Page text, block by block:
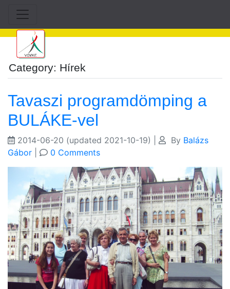
Category: Hírek
Tavaszi programdömping a
BULÁKE-vel
2014-06-20 (updated 2021-10-19) By Balázs
Gábor
0 Comments